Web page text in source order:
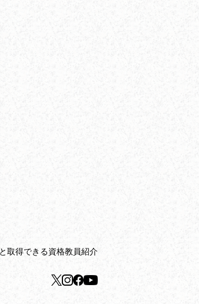
取得できる資格教員紹介